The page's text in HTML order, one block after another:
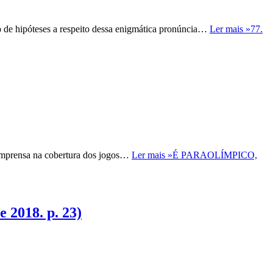
hipóteses a respeito dessa enigmática pronúncia… Ler mais »77.
na cobertura dos jogos… Ler mais »É PARAOLÍMPICO,
2018. p. 23)